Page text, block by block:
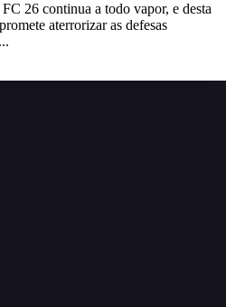
26 continua a todo vapor, e desta
aterrorizar as defesas
...